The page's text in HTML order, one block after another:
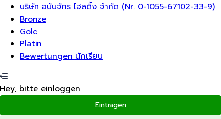
Menüบริษัท อนันจักร โฮลดิ้ง จำกัด (Nr. 0-1055-67102-33-9)
Bronze
Gold
Platin
Bewertungen นักเรียน
Hey, bitte einloggen
Eintragen